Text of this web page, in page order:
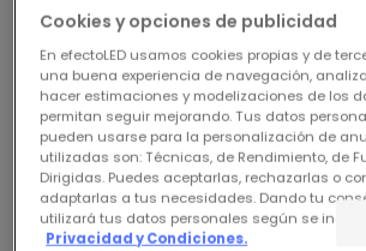
-17%
Cookies y opciones de publicidad
En efectoLED usamos cookies propias y de
una buena experiencia de navegación,
hacer estimaciones y modelizaciones de los
permitan seguir mejorando. Tus datos
pueden usarse para la personalización de
utilizadas son: Técnicas, de Rendimiento, de
Dirigidas. Puedes aceptarlas, rechazarlas o
adaptarlas a tus necesidades. Dando tu
utilizará tus datos personales según se
Privacidad y Condiciones.